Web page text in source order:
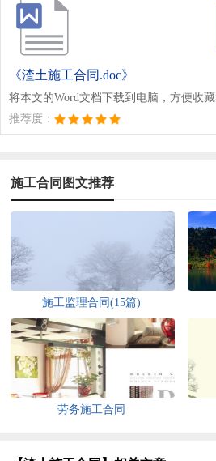
《渣土施工合同.doc》
将本文的Word文档下载到电脑，方便收
推荐度：
施工合同图文推荐
施工监理合同(15篇)
劳务施工合同